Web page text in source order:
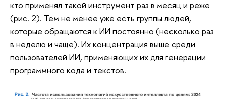
кто применял такой инструмент раз в месяц и реже
(рис. 2). Тем не менее уже есть группы людей,
которые обращаются к ИИ постоянно (несколько раз
в неделю и чаще). Их концентрация выше среди
пользователей ИИ, применяющих их для генерации
программного кода и текстов.